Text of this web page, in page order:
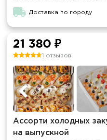
Доставка по городу
21 380 ₽
1 отзывов
Ассорти холодных
на выпускной